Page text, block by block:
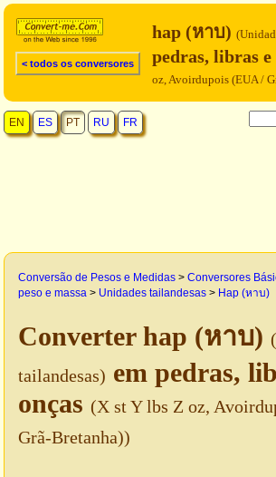
< todos os conversores
hap (หาบ)
pedras, libras e
oz, Avoirdupois (EUA /
EN ES PT RU FR
Conversão de Pesos e Medidas > Conversores
peso e massa > Unidades tailandesas > Hap (หาบ)
Converter hap (หาบ)
tailandesas) em pedras,
onças (X st Y lbs Z oz,
Grã-Bretanha))